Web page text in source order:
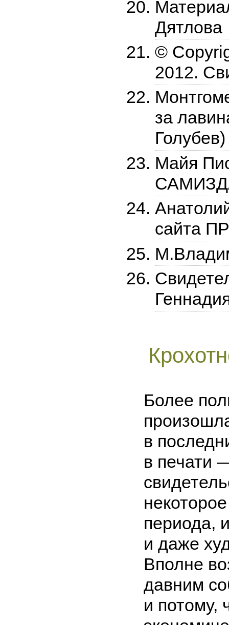
Дятлова
©
2012.
за
Голубев)
Майя
сайта
Более
в
в печати
периода,
и даже
Вполне
давним
и потому,